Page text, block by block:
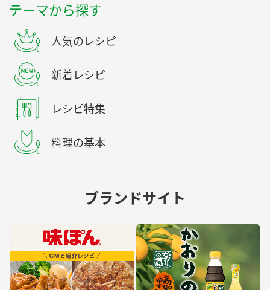
テーマから探す
人気のレシピ
新着レシピ
レシピ特集
料理の基本
ブランドサイト